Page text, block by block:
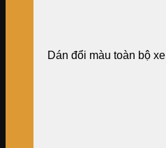
Dán đổi màu toàn bộ xe